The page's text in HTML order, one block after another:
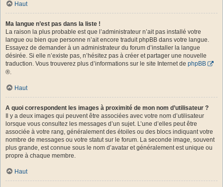
Haut
Ma langue n’est pas dans la liste !
La raison la plus probable est que l’administrateur n’ait pas installé votre
langue ou bien que personne n’ait encore traduit phpBB dans votre langue.
Essayez de demander à un administrateur du forum d’installer la langue
désirée. Si elle n’existe pas, n’hésitez pas à créer et partager une nouvelle
traduction. Vous trouverez plus d’informations sur le site Internet de phpBB
®.
Haut
A quoi correspondent les images à proximité de mon nom d’utilisateur ?
Il y a deux images qui peuvent être associées avec votre nom d’utilisateur
lorsque vous consultez les messages d’un sujet. L’une d’elles peut être
associée à votre rang, généralement des étoiles ou des blocs indiquant votre
nombre de messages ou votre statut sur le forum. La seconde image, souvent
plus grande, est connue sous le nom d’avatar et généralement est unique ou
propre à chaque membre.
Haut